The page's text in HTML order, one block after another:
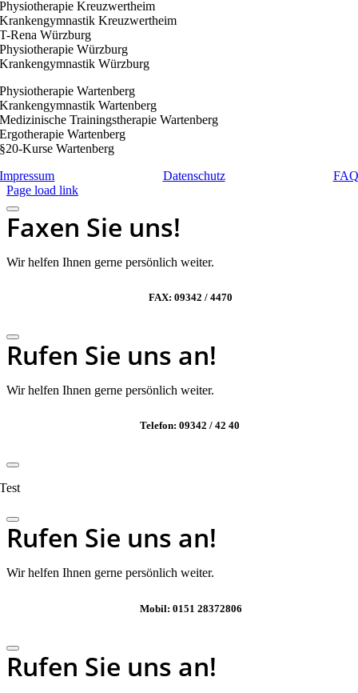
Physiotherapie Kreuzwertheim
Krankengymnastik Kreuzwertheim
T-Rena Würzburg
Physiotherapie Würzburg
Krankengymnastik Würzburg
Physiotherapie Wartenberg
Krankengymnastik Wartenberg
Medizinische Trainingstherapie Wartenberg
Ergotherapie Wartenberg
§20-Kurse Wartenberg
Impressum
Datenschutz
FAQ
Page load link
Faxen Sie uns!
Wir helfen Ihnen gerne persönlich weiter.
FAX: 09342 / 4470
Rufen Sie uns an!
Wir helfen Ihnen gerne persönlich weiter.
Telefon: 09342 / 42 40
Test
Rufen Sie uns an!
Wir helfen Ihnen gerne persönlich weiter.
Mobil: 0151 28372806
Rufen Sie uns an!